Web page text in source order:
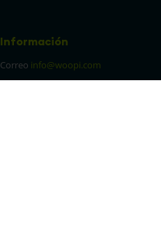
Información
Correo info@woopi.com